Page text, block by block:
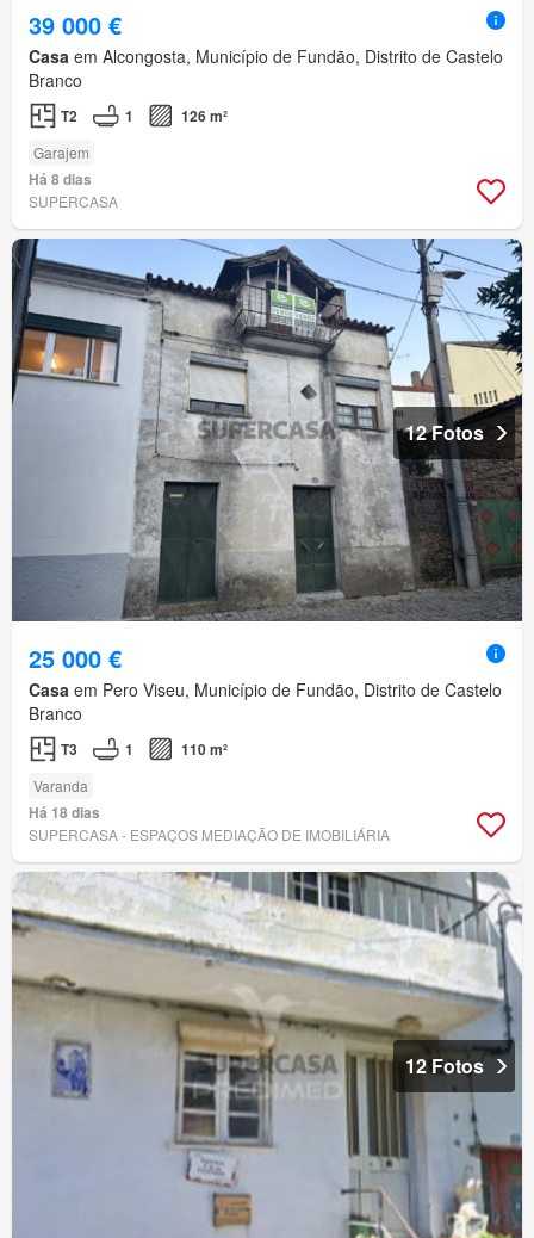
39 000 €
Casa em Alcongosta, Município de Fundão, Distrito de Castelo
Branco
T2 1 126 m²
Garajem
Há 8 dias
SUPERCASA
12 Fotos
25 000 €
Casa em Pero Viseu, Município de Fundão, Distrito de Castelo
Branco
T3 1 110 m²
Varanda
Há 18 dias
SUPERCASA - ESPAÇOS MEDIAÇÃO DE IMOBILIÁRIA
12 Fotos